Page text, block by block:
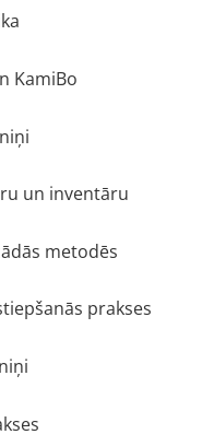
KamiBo
un inventāru
metodēs
prakses